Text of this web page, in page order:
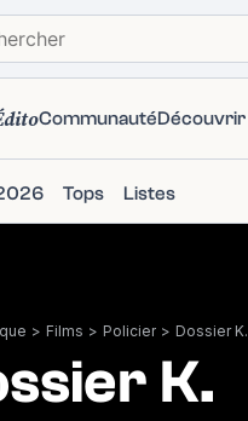
CommunautéDécouvrir
Tops Listes
> Films > Policier > Dossier K.
K.